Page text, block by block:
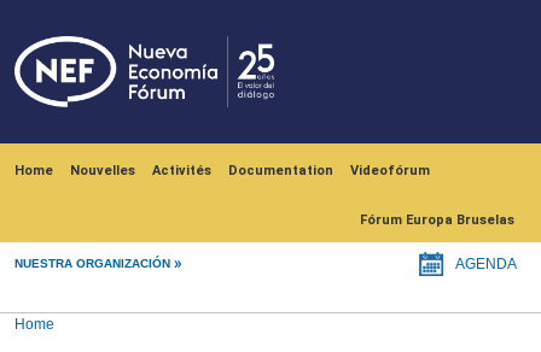
Home Nouvelles Activités Documentation Videofórum
Fórum Europa Bruselas
NUESTRA ORGANIZACIÓN AGENDA
Home